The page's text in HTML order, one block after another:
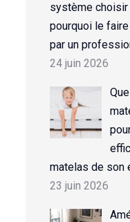
système
pourquoi le
par un
24 juin 2026
matelas de son
23 juin 2026